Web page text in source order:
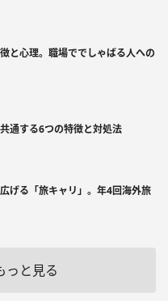
と心理。職場ででしゃばる人への
通する6つの特徴と対処法
げる「旅キャリ」。年4回海外旅
っと見る